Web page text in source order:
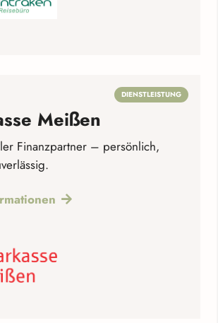
DIENSTLEISTUNG
Meißen
Finanzpartner – persönlich,